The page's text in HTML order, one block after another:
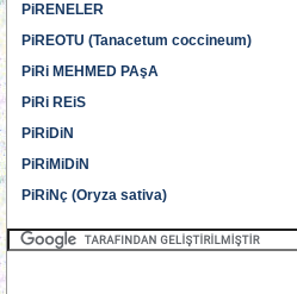
PiRENELER
PiREOTU (Tanacetum coccineum)
PiRi MEHMED PAşA
PiRi REiS
PiRiDiN
PiRiMiDiN
PiRiNç (Oryza sativa)